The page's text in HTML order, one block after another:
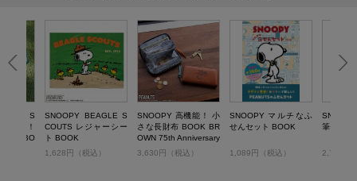
S
丈夫！
ェア BO
SNOOPY BEAGLE S
COUTS レジャーシー
ト BOOK
1,628円（税込）
SNOOPY 高機能！ 小
さな長財布 BOOK BR
OWN 75th Anniversary
Limited Edition
3,630円（税込）
SNOOPY マルチなふ
せんセット BOOK
1,089円（税込）
筆セット
2,750円